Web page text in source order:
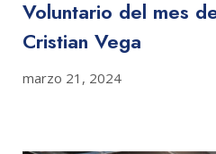
Voluntario del mes
Cristian Vega
marzo 21, 2024